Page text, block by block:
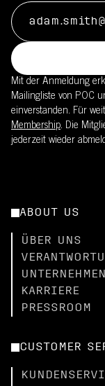
Mit der Anmeldung
Mailingliste von POC
einverstanden. Für
Membership. Die
jederzeit wieder
ABOUT US
ÜBER UNS
KARRIERE
PRESSROOM
CUSTOMER